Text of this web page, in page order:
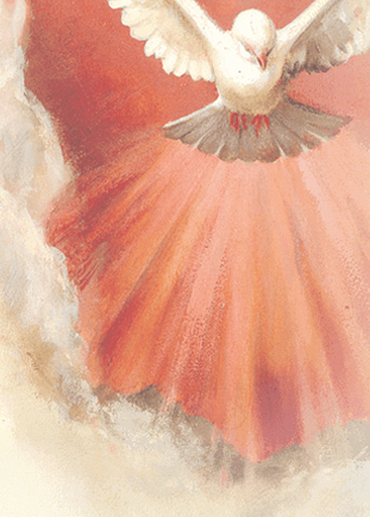
Timpul de peste an – A
Timpul de peste an – B
Timpul de peste an – C
Solemnități și Sărbători
Missal Ferial
Timpul Adventului
Timpul Crăciunului
Postul Mare
Timpul Pascal
Timpul de peste an – Anul 1
Timpul de peste an – Anul 2
Predici
Duminicale
Predici Duminicale (Anul A)
Predici Duminicale (Anul B)
Predici Duminicale (Anul C)
Zilnice
Advent
Crăciun
Postul Mare
Timpul Pascal
Timpul de peste an
Solemnități și Sărbători
Sacramente – Predici